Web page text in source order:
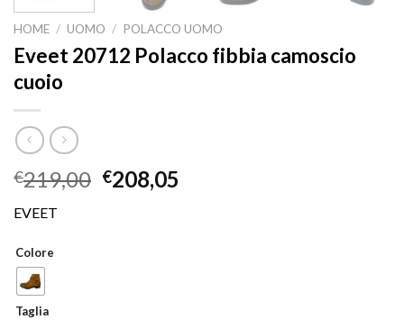
HOME / UOMO / POLACCO UOMO
Eveet 20712 Polacco fibbia camoscio
cuoio
€219,00 €208,05
EVEET
Colore
Taglia